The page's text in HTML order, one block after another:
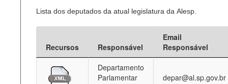
Planejamento
Catálogo de dados
Processo Legislativo
Deputados Estaduais
Lista dos deputados da atual legislatura da Alesp.
Recursos Responsável
Email
Responsável
Departamento
Parlamentar
depar@al.sp.gov.br